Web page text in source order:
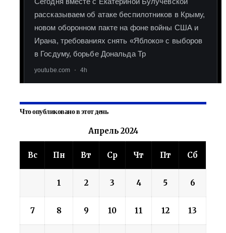
Что опубликовано в этот день
Апрель 2024
Вс Пн Вт Ср Чт Пт Сб
1 2 3 4 5 6
7 8 9 10 11 12 13